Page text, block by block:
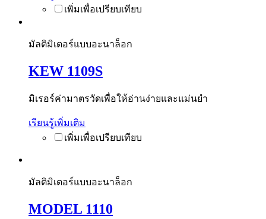
มัลติมิเตอร์แบบอะนาล็อก
KEW 1109S
มิเรอร์ค่ามาตรวัดเพื่อให้อ่านง่ายและแม่นยำ
เรียนรู้เพิ่มเติม
มัลติมิเตอร์แบบอะนาล็อก
MODEL 1110